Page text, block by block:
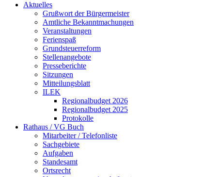
Aktuelles
Grußwort der Bürgermeister
Amtliche Bekanntmachungen
Veranstaltungen
Ferienspaß
Grundsteuerreform
Stellenangebote
Presseberichte
Sitzungen
Mitteilungsblatt
ILEK
Regionalbudget 2026
Regionalbudget 2025
Protokolle
Rathaus / VG Buch
Mitarbeiter / Telefonliste
Sachgebiete
Aufgaben
Standesamt
Ortsrecht